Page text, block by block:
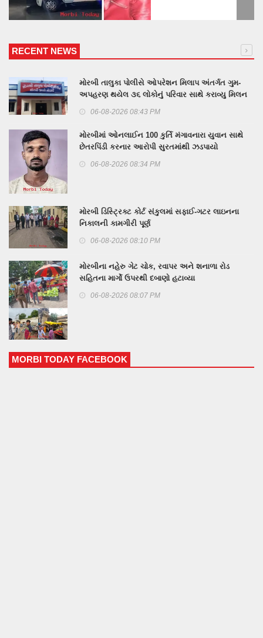
RECENT NEWS
મોરબી તાલુકા પોલીસે ઓપરેશન મિલાપ અંતર્ગત ગુમ-
અપહરણ થયેલ ૩૬ લોકોનું પરિવાર સાથે કરાવ્યુ મિલન
06-08-2026 08:43 PM
મોરબીમાં ઓનલાઈન 100 કુર્તિ મંગાવનારા યુવાન સાથે
છેતરપિંડી કરનાર આરોપી સુરતમાંથી ઝડપાયો
06-08-2026 08:34 PM
મોરબી ડિસ્ટ્રિક્ટ કોર્ટ સંકુલમાં સફાઈ-ગટર લાઇનના
નિકાલની કામગીરી પૂર્ણ
06-08-2026 08:10 PM
મોરબીના નહેરુ ગેટ ચોક, રવાપર અને શનાળા રોડ
સહિતના માર્ગો ઉપરથી દબાણો હટાવ્યા
06-08-2026 08:07 PM
MORBI TODAY FACEBOOK